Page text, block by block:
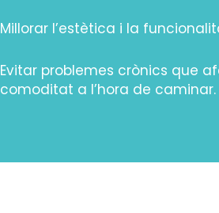
Millorar l’estètica i la
Evitar problemes crònics que
comoditat a l’hora de caminar.